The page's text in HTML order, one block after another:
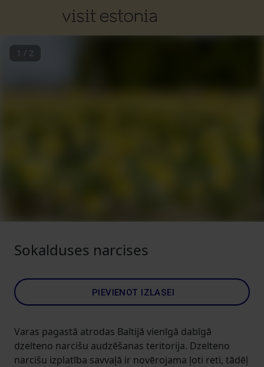
1 / 2
Sokalduses narcises
PIEVIENOT IZLASEI
Varas pagastā atrodas Baltijā vienīgā dabīgā
dzelteno narcišu audzēšanas teritorija. Dzelteno
narcišu izplatība savvaļā ir novērojama ļoti reti, tādēļ